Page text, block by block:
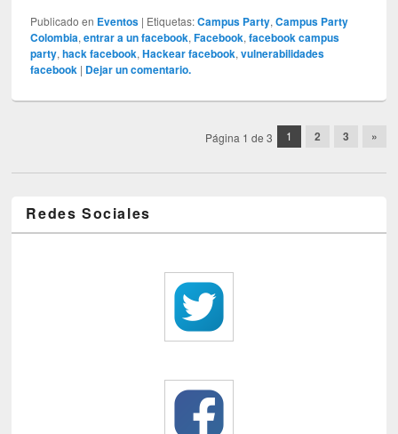
Publicado en Eventos | Etiquetas: Campus Party,Campus Party
Colombia,entrar a un facebook,Facebook,facebook campus
party,hack facebook,Hackear facebook,vulnerabilidades
facebook | Dejar un comentario.
Página 1 de 3 1 2 3 »
Redes Sociales